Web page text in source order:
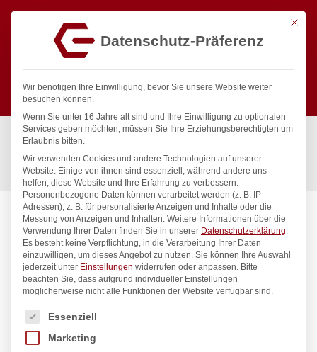
Suchen
Start / Gastronomiebedarf & Gastro Geräte für Profis
Wassertechnik
Brausezubehör
rain Brausearm für Deckenmontage
Mit
Datenschutz-Präferenz
Wir benötigen Ihre Einwilligung, bevor Sie unsere Website weiter
besuchen können.
Wenn Sie unter 16 Jahre alt sind und Ihre Einwilligung zu optionalen
Services geben möchten, müssen Sie Ihre Erziehungsberechtigten um
Erlaubnis bitten.
Wir verwenden Cookies und andere Technologien auf unserer
Website. Einige von ihnen sind essenziell, während andere uns
helfen, diese Website und Ihre Erfahrung zu verbessern.
Personenbezogene Daten können verarbeitet werden (z. B. IP-
Adressen), z. B. für personalisierte Anzeigen und Inhalte oder die
Messung von Anzeigen und Inhalten. Weitere Informationen über die
Verwendung Ihrer Daten finden Sie in unserer Datenschutzerklärung.
Es besteht keine Verpflichtung, in die Verarbeitung Ihrer Daten
einzuwilligen, um dieses Angebot zu nutzen. Sie können Ihre Auswahl
jederzeit unter Einstellungen widerrufen oder anpassen. Bitte
beachten Sie, dass aufgrund individueller Einstellungen
möglicherweise nicht alle Funktionen der Website verfügbar sind.
Es folgt eine Liste der Service-Gruppen, für die eine
Essenziell
Marketing